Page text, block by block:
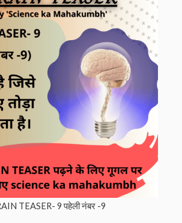
TEASER- 9 पहेली नंबर -9